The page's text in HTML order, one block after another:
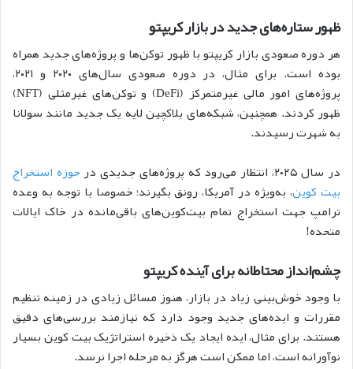
ظهور ستاره‌های جدید در بازار کریپتو
هر دوره صعودی بازار کریپتو با ظهور توکن‌ها و پروژه‌های جدید همراه
بوده است. برای مثال، در دوره صعودی سال‌های ۲۰۲۰ و ۲۰۲۱،
پروژه‌های امور مالی غیرمتمرکز (DeFi) و توکن‌های غیرمثلی (NFT)
ظهور کردند. همچنین، شبکه‌های بلاکچین لایه یک جدید مانند سولانا
به شهرت رسیدند.
در سال ۲۰۲۵، انتظار می‌رود که پروژه‌های جدیدی در
حوزه استخراج
بیت کوین، به‌ویژه در آمریکا، رونق بگیرند؛ خصوصا با توجه به وعده
ترامپ جهت استخراج تمام بیت‌کوین‌های باقی‌مانده در خاک ایالات
متحده!
چشم‌انداز محتاطانه برای آینده کریپتو
با وجود خوش‌بینی زیاد در بازار، هنوز مسائل زیادی در زمینه تنظیم
مقررات و ایده‌های جدید وجود دارد که نیازمند بررسی‌های دقیق
هستند. برای مثال، ایده ایجاد یک ذخیره استراتژیک بیت کوین بسیار
نوآورانه است، اما ممکن است هرگز به مرحله اجرا نرسد.